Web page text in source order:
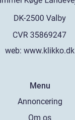
web: www.klikko.dk
Menu
Annoncering
Om os